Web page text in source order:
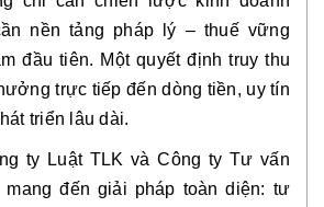
nền tảng pháp lý – thuế vững
đầu tiên. Một quyết định truy thu
trực tiếp đến dòng tiền, uy tín
triển lâu dài.
ty Luật TLK và Công ty Tư vấn
đến giải pháp toàn diện: tư